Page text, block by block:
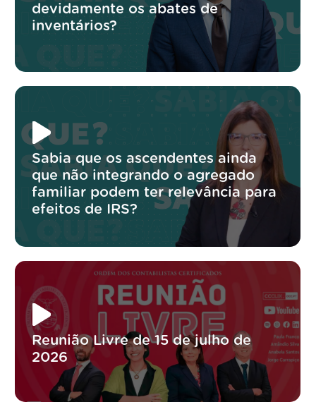
devidamente os abates de
inventários?
Sabia que os ascendentes ainda
que não integrando o agregado
familiar podem ter relevância para
efeitos de IRS?
Reunião Livre de 15 de julho de
2026